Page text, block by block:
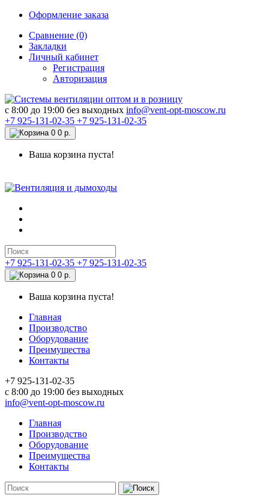
Оформление заказа
Сравнение (0)
Закладки
Личный кабинет
Регистрация
Авторизация
c 8:00 до 19:00 без выходных info@vent-opt-moscow.ru
+7 925-131-02-35 +7 925-131-02-35
0 0 р.
Ваша корзина пуста!
+7 925-131-02-35 +7 925-131-02-35
0 0 р.
Ваша корзина пуста!
Главная
Производство
Оборудование
Преимущества
Контакты
+7 925-131-02-35
c 8:00 до 19:00 без выходных
info@vent-opt-moscow.ru
Главная
Производство
Оборудование
Преимущества
Контакты